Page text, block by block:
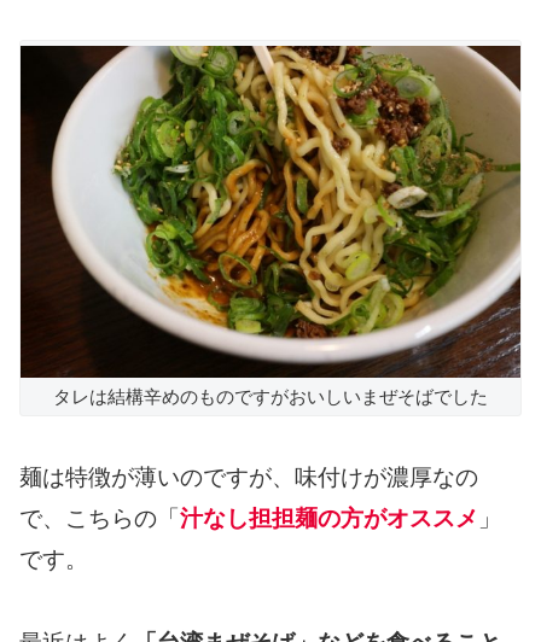
タレは結構辛めのものですがおいしいまぜそばでした
麺は特徴が薄いのですが、味付けが濃厚なの
で、こちらの「 汁なし担担麺の方がオススメ 」
です。